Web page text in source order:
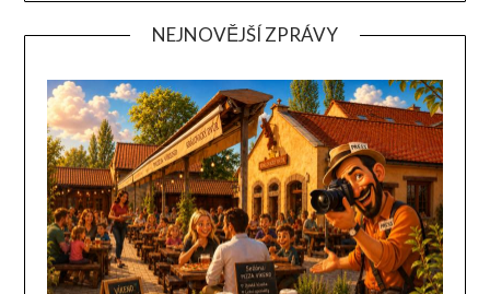
NEJNOVĚJŠÍ ZPRÁVY